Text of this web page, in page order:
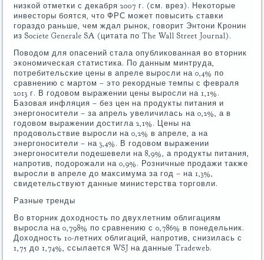
низкой отметки с декабря 2007 г. (см. врез). Некоторые
инвесторы боятся, что ФРС может повысить ставки
гораздо раньше, чем ждал рынок, говорит Энтони Кронин
из Societe Generale SA (цитата по The Wall Street Journal).
Поводом для опасений стала опубликованная во вторник
экономическая статистика. По данным минтруда,
потребительские цены в апреле выросли на 0,4% по
сравнению с мартом – это рекордные темпы с февраля
2013 г. В годовом выражении цены выросли на 1,1%.
Базовая инфляция – без цен на продукты питания и
энергоносители – за апрель увеличилась на 0,2%, а в
годовом выражении достигла 2,1%. Цены на
продовольствие выросли на 0,2% в апреле, а на
энергоносители – на 3,4%. В годовом выражении
энергоносители подешевели на 8,9%, а продукты питания,
напротив, подорожали на 0,9%. Розничные продажи также
выросли в апреле до максимума за год – на 1,3%,
свидетельствуют данные министерства торговли.
Разные тренды
Во вторник доходность по двухлетним облигациям
выросла на 0,798% по сравнению с 0,786% в понедельник.
Доходность 10-летних облигаций, напротив, снизилась с
1,75 до 1,74%, ссылается WSJ на данные Tradeweb.